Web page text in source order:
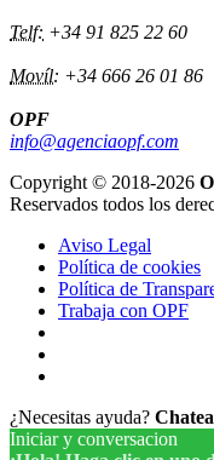
Telf: +34 91 825 22 60
Movíl: +34 666 26 01 86
OPF
info@agenciaopf.com
Copyright © 2018-2026
Reservados todos los
Aviso Legal
Política de cookies
Política de
Trabaja con OPF
¿Necesitas ayuda?
Iniciar y conversacion